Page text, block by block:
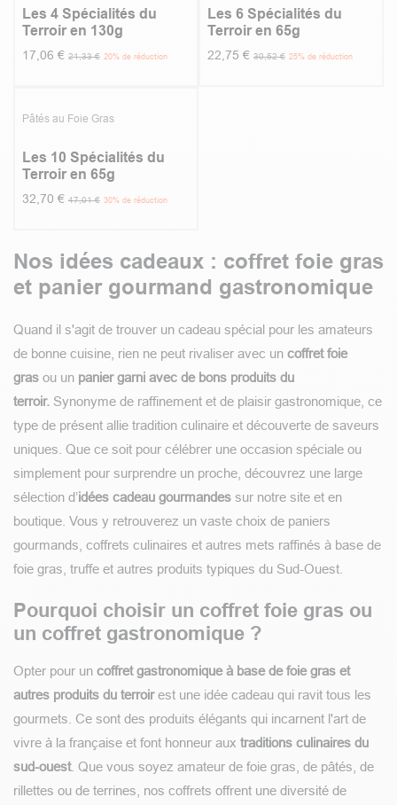
Les 4 Spécialités du
Terroir en 130g
17,06 € 21,33€ 20% de réduction
Les 6 Spécialités du
Terroir en 65g
22,75 € 30,52€ 25% de réduction
Pâtés au Foie Gras
Les 10 Spécialités du
Terroir en 65g
32,70 € 47,01€ 30% de réduction
Nos idées cadeaux : coffret foie gras
et panier gourmand gastronomique
Quand il s'agit de trouver un cadeau spécial pour les amateurs
de bonne cuisine, rien ne peut rivaliser avec un coffret foie
gras ou un panier garni avec de bons produits du
terroir. Synonyme de raffinement et de plaisir gastronomique, ce
type de présent allie tradition culinaire et découverte de saveurs
uniques. Que ce soit pour célébrer une occasion spéciale ou
simplement pour surprendre un proche, découvrez une large
sélection d’idées cadeau gourmandes sur notre site et en
boutique. Vous y retrouverez un vaste choix de paniers
gourmands, coffrets culinaires et autres mets raffinés à base de
foie gras, truffe et autres produits typiques du Sud-Ouest.
Pourquoi choisir un coffret foie gras ou
un coffret gastronomique ?
Opter pour un coffret gastronomique à base de foie gras et
autres produits du terroirest une idée cadeau qui ravit tous les
gourmets. Ce sont des produits élégants qui incarnent l'art de
vivre à la française et font honneur aux traditions culinaires du
sud-ouest. Que vous soyez amateur de foie gras, de pâtés, de
rillettes ou de terrines, nos coffrets offrent une diversité de